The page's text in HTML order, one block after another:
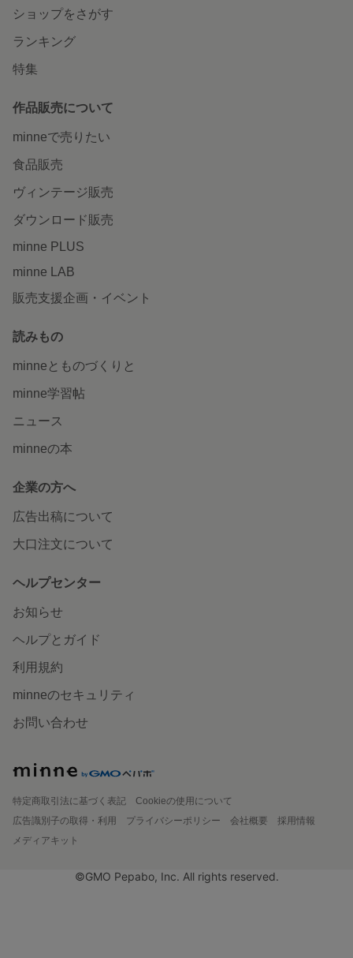
ショップをさがす
ランキング
特集
作品販売について
minneで売りたい
食品販売
ヴィンテージ販売
ダウンロード販売
minne PLUS
minne LAB
販売支援企画・イベント
読みもの
minneとものづくりと
minne学習帖
ニュース
minneの本
企業の方へ
広告出稿について
大口注文について
ヘルプセンター
お知らせ
ヘルプとガイド
利用規約
minneのセキュリティ
お問い合わせ
特定商取引法に基づく表記
Cookieの使用について
広告識別子の取得・利用
プライバシーポリシー 会社概要
採用情報
メディアキット
©GMO Pepabo, Inc. All rights reserved.